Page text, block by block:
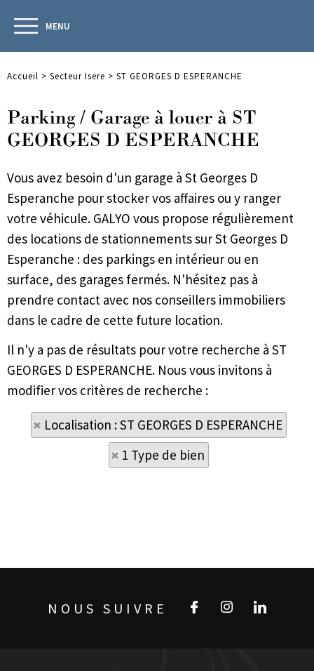
MENU
Accueil > Secteur Isere > ST GEORGES D ESPERANCHE
Parking / Garage à louer à ST
GEORGES D ESPERANCHE
Vous avez besoin d'un garage à St Georges D
Esperanche pour stocker vos affaires ou y ranger
votre véhicule. GALYO vous propose régulièrement
des locations de stationnements sur St Georges D
Esperanche : des parkings en intérieur ou en
surface, des garages fermés. N'hésitez pas à
prendre contact avec nos conseillers immobiliers
dans le cadre de cette future location.
Il n'y a pas de résultats pour votre recherche à ST
GEORGES D ESPERANCHE. Nous vous invitons à
modifier vos critères de recherche :
Localisation : ST GEORGES D ESPERANCHE
1 Type de bien
NOUS SUIVRE